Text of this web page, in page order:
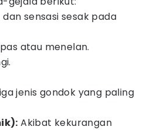
sensasi sesak pada
atau menelan.
jenis gondok yang paling
Akibat kekurangan